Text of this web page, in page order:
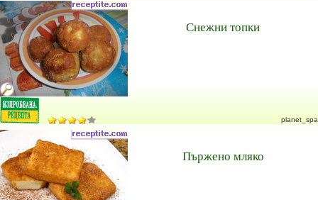
Снежни топки
planet_spa
Пържено мляко